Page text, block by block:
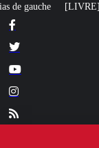
intellectuelle de